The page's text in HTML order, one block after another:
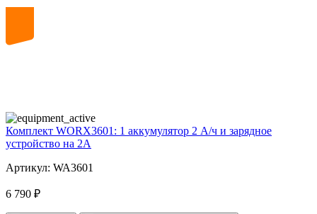
Комплект WORX3601: 1 аккумулятор 2 А/ч и зарядное
устройство на 2А
Артикул: WA3601
6 790 ₽